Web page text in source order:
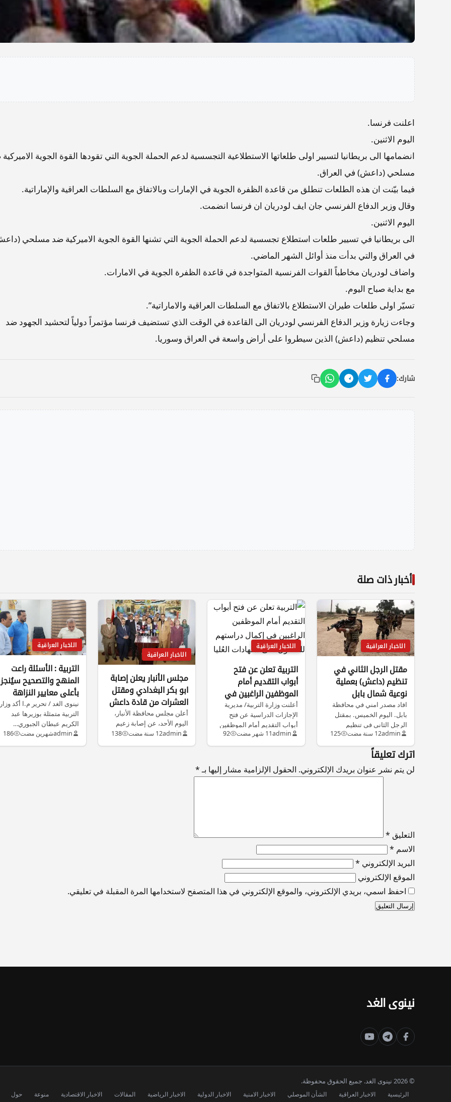
اعلنت فرنسا.
اليوم الاثنين.
انضمامها الى بريطانيا لتسيير اولى طلعاتها الاستطلاعية التجسسية لدعم الحملة الجوية التي تقودها القوة الجوية
مسلحي (داعش) في العراق.
فيما بيّنت ان هذه الطلعات تنطلق من قاعدة الظفرة الجوية في الإمارات وبالاتفاق مع السلطات العراقية والإماراتية.
وقال وزير الدفاع الفرنسي جان ايف لودريان ان فرنسا انضمت.
اليوم الاثنين.
الى بريطانيا في تسيير طلعات استطلاع تجسسية لدعم الحملة الجوية التي تشنها القوة الجوية الاميركية ضد مسلحي
في العراق والتي بدأت منذ أوائل الشهر الماضي.
واضاف لودريان مخاطباً القوات الفرنسية المتواجدة في قاعدة الظفرة الجوية في الامارات.
مع بداية صباح اليوم.
تسيّر اولى طلعات طيران الاستطلاع بالاتفاق مع السلطات العراقية والاماراتية”.
وجاءت زيارة وزير الدفاع الفرنسي لودريان الى القاعدة في الوقت الذي تستضيف فرنسا مؤتمراً دولياً لتحشيد الجهود ضد
مسلحي تنظيم (داعش) الذين سيطروا على أراض واسعة في العراق وسوريا.
شارك:
أخبار ذات صلة
الاخبار العراقية
مقتل الرجل الثاني في
تنظيم (داعش) بعملية
نوعية شمال بابل
افاد مصدر امني في محافظة
بابل. اليوم الخميس. بمقتل
الرجل الثاني في تنظيم
(داعش)…
admin12 سنة مضت 125
الاخبار العراقية
التربية تعلن عن فتح
أبواب التقديم أمام
الموظفين الراغبين في
إكمال دراستهم للحصول
على شـهادات العُليا
أعلنت وزارة التربية/ مديرية
الإجازات الدراسية عن فتح
أبواب التقديم أمام الموظفين
الراغبين في…
admin11 شهر مضت 92
الاخبار العراقية
مجلس الأنبار يعلن إصابة
ابو بكر البغدادي ومقتل
العشرات من قادة داعش
بقصف جوي في القائم
أعلن مجلس محافظة الأنبار،
اليوم الأحد، عن إصابة زعيم
تنظيم (داعش) المجرم أبو
admin12 سنة مضت 138
الاخبار العراقية
التربية : الأسئلة راعت
المنهج والتصحيح سيُنجز
بأعلى معايير النزاهة
نينوى الغد / تحرير م.ا أكد
التربية متمثلة بوزيرها عبد
الكريم عبطان الجبوري…
adminشهرين مضت 186
اترك تعليقاً
لن يتم نشر عنوان بريدك الإلكتروني. الحقول الإلزامية مشار إليها بـ*
التعليق *
الاسم *
البريد الإلكتروني *
الموقع الإلكتروني
احفظ اسمي، بريدي الإلكتروني، والموقع الإلكتروني في هذا المتصفح لاستخدامها المرة المقبلة في تعليقي.
نينوى الغد
© 2026 نينوى الغد. جميع الحقوق محفوظة.
الرئيسية الاخبار العراقية الشأن الموصلي الاخبار الامنية الاخبار الدولية الاخبار الرياضية المقالات الاخبار الاقتصادية منوعة حول